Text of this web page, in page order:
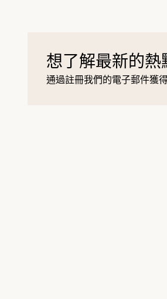
想了解最新的熱
通過註冊我們的電子郵件獲